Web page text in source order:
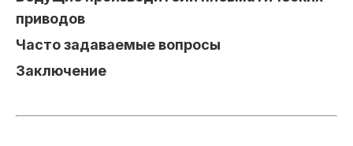
приводов
Часто задаваемые вопросы
Заключение